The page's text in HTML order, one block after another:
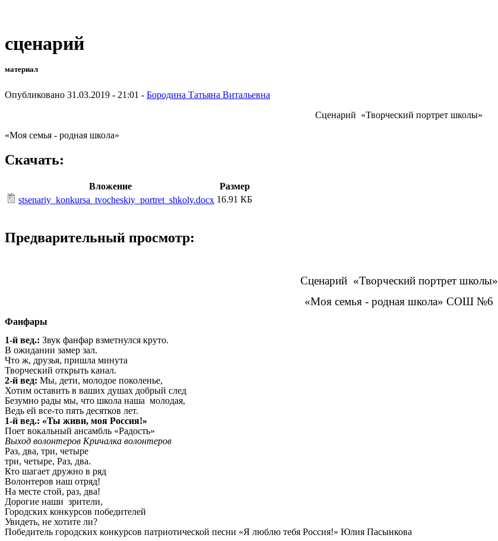
сценарий
материал
Опубликовано 31.03.2019 - 21:01 - Бородина Татьяна Витальевна
Сценарий «Творческий портрет школы»
«Моя семья - родная школа»
Скачать:
Вложение
Размер
stsenariy_konkursa_tvocheskiy_portret_shkoly.docx 16.91 КБ
Предварительный просмотр:
Сценарий «Творческий портрет школы»
«Моя семья - родная школа» СОШ №6
Фанфары
1-й вед.: Звук фанфар взметнулся круто.
В ожидании замер зал.
Что ж, друзья, пришла минута
Творческий открыть канал.
2-й вед: Мы, дети, молодое поколенье,
Хотим оставить в ваших душах добрый след
Безумно рады мы, что школа наша молодая,
Ведь ей все-то пять десятков лет.
1-й вед.: «Ты живи, моя Россия!»
Поет вокальный ансамбль «Радость»
Выход волонтеров Кричалка волонтеров
Раз, два, три, четыре
три, четыре, Раз, два.
Кто шагает дружно в ряд
Волонтеров наш отряд!
На месте стой, раз, два!
Дорогие наши зрители,
Городских конкурсов победителей
Увидеть, не хотите ли?
Победитель городских конкурсов патриотической песни «Я люблю тебя Россия!» Юлия Пасынкова